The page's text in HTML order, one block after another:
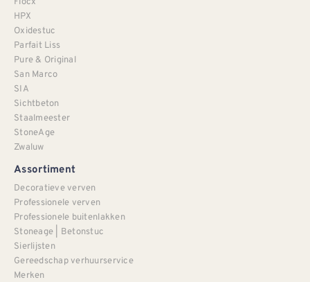
HPX
Oxidestuc
Parfait Liss
Pure & Original
San Marco
SIA
Sichtbeton
Staalmeester
StoneAge
Zwaluw
Assortiment
Decoratieve verven
Professionele verven
Professionele buitenlakken
Stoneage | Betonstuc
Sierlijsten
Gereedschap verhuurservice
Merken